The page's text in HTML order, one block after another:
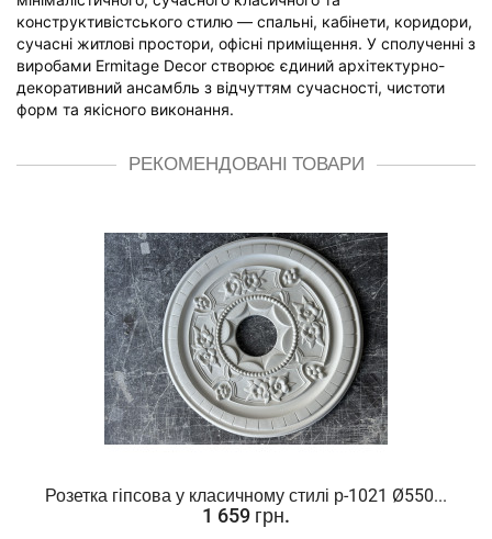
конструктивістського стилю — спальні, кабінети, коридори,
сучасні житлові простори, офісні приміщення. У сполученні з
виробами Ermitage Decor створює єдиний архітектурно-
декоративний ансамбль з відчуттям сучасності, чистоти
форм та якісного виконання.
РЕКОМЕНДОВАНІ ТОВАРИ
Розетка гіпсова у класичному стилі р-1021 Ø550...
1 659 грн.